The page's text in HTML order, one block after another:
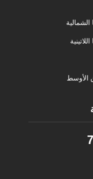
الشمالية
الأوسط